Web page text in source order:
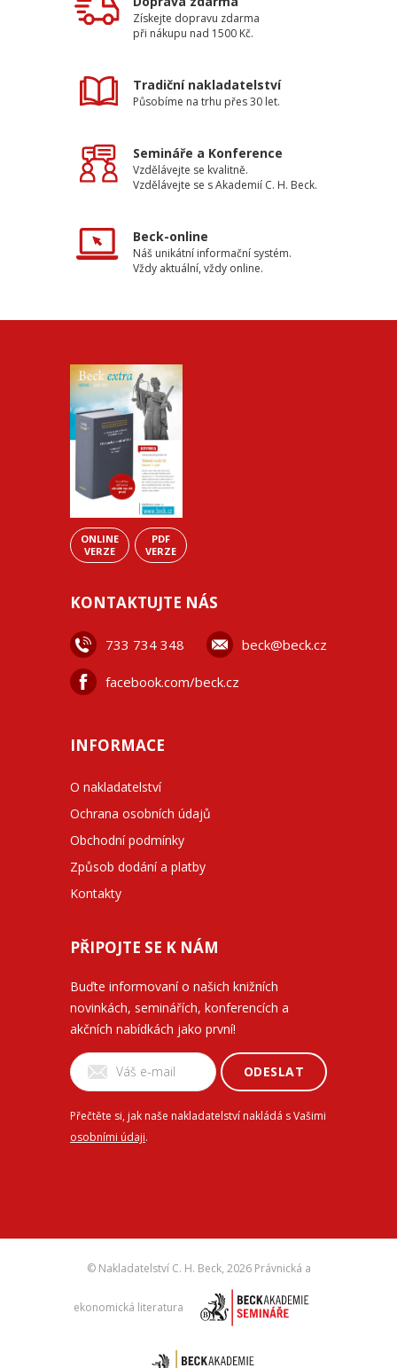
Získejte dopravu zdarma
při nákupu nad 1500 Kč.
Tradiční nakladatelství
Působíme na trhu přes 30 let.
Semináře a Konference
Vzdělávejte se kvalitně.
Vzdělávejte se s Akademií C. H. Beck.
Beck-online
Náš unikátní informační systém.
Vždy aktuální, vždy online.
ONLINE
VERZE
PDF
VERZE
KONTAKTUJTE NÁS
733 734 348 beck@beck.cz
facebook.com/beck.cz
INFORMACE
O nakladatelství
Ochrana osobních údajů
Obchodní podmínky
Způsob dodání a platby
Kontakty
PŘIPOJTE SE K NÁM
Buďte informovaní o našich knižních
novinkách, seminářích, konferencích a
akčních nabídkách jako první!
ODESLAT
Přečtěte si, jak naše nakladatelství nakládá s Vašimi
osobními údaji.
© Nakladatelství C. H. Beck, 2026 Právnická a
ekonomická literatura